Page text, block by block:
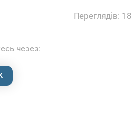
Переглядів:
через: